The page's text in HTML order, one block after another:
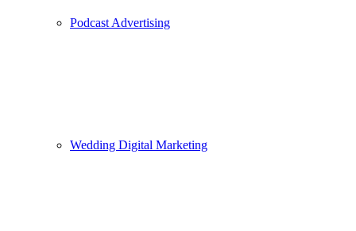
Podcast Advertising
Wedding Digital Marketing